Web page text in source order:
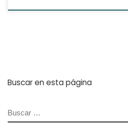
Buscar en esta página
BUSCAR